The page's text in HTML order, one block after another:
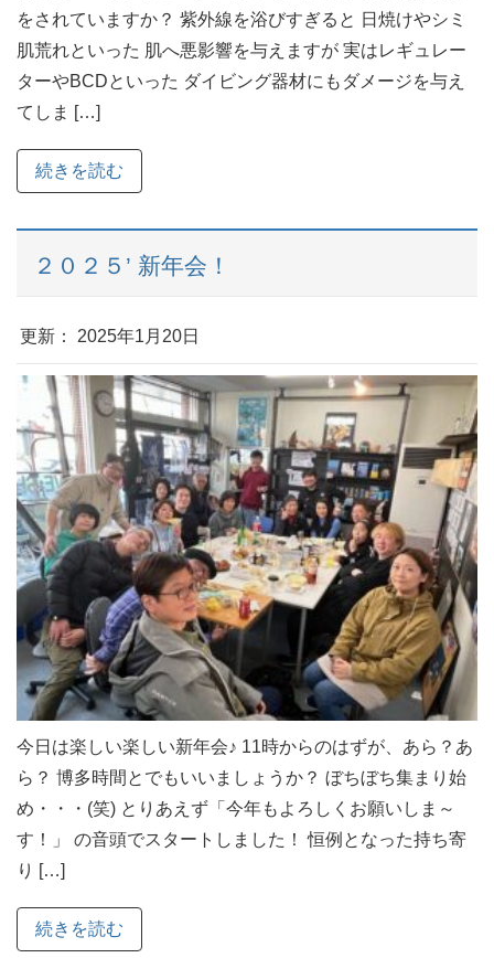
をされていますか？ 紫外線を浴びすぎると 日焼けやシミ
肌荒れといった 肌へ悪影響を与えますが 実はレギュレー
ターやBCDといった ダイビング器材にもダメージを与え
てしま […]
続きを読む
２０２５’ 新年会！
更新： 2025年1月20日
今日は楽しい楽しい新年会♪ 11時からのはずが、あら？あ
ら？ 博多時間とでもいいましょうか？ ぼちぼち集まり始
め・・・(笑) とりあえず「今年もよろしくお願いしま～
す！」 の音頭でスタートしました！ 恒例となった持ち寄
り […]
続きを読む